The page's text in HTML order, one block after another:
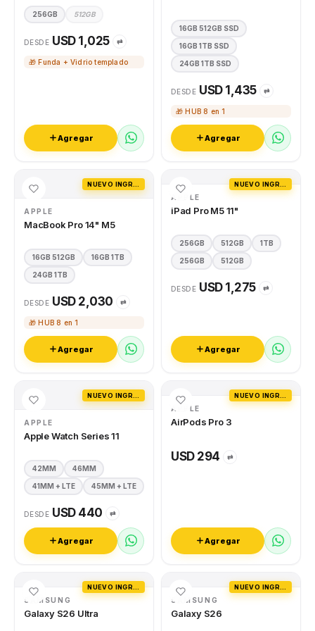
256GB 512GB
DESDE USD 1,025 ⇄
🎁 Funda + Vidrio templado
Agregar
16GB 512GB SSD
16GB 1TB SSD
24GB 1TB SSD
DESDE USD 1,435 ⇄
🎁 HUB 8 en 1
Agregar
APPLE
MacBook Pro 14" M5
16GB 512GB 16GB 1TB
24GB 1TB
DESDE USD 2,030 ⇄
🎁 HUB 8 en 1
Agregar
APPLE
iPad Pro M5 11"
256GB 512GB 1TB
256GB 512GB
DESDE USD 1,275 ⇄
Agregar
APPLE
Apple Watch Series 11
42MM 46MM
41MM + LTE 45MM + LTE
DESDE USD 440 ⇄
Agregar
APPLE
AirPods Pro 3
USD 294 ⇄
Agregar
SAMSUNG
Galaxy S26 Ultra
SAMSUNG
Galaxy S26